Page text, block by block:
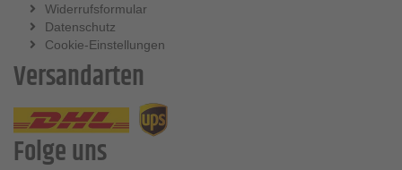
Widerrufsformular
Datenschutz
Cookie-Einstellungen
Versandarten
Folge uns